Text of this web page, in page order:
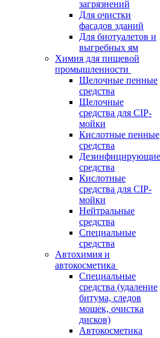
загрязнений
Для очистки
фасадов зданий
Для биотуалетов и
выгребных ям
Химия для пищевой
промышленности
Щелочные пенные
средства
Щелочные
средства для CIP-
мойки
Кислотные пенные
средства
Дезинфицирующие
средства
Кислотные
средства для CIP-
мойки
Нейтральные
средства
Специальные
средства
Автохимия и
автокосметика
Специальные
средства (удаление
битума, следов
мошек, очистка
дисков)
Автокосметика